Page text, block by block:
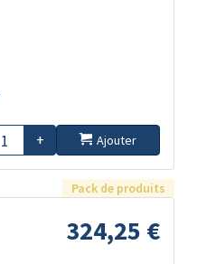
+ Ajouter
Pack de produits
324,25 €